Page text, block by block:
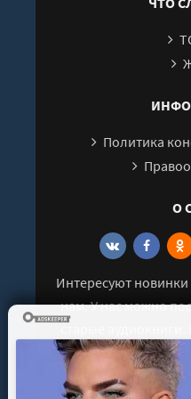
Глава 27. Новые
Глава 28. Мрачные
Глава 29. Золотой
Глава 33. Дым и
Глава 34. Танец
Политика
О
Интересуют
нам. У нас можно
друзьями